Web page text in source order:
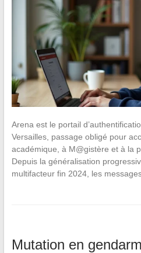
Arena est le portail
Versailles, passage obligé pour
académique, à M@gistère et à la
Depuis la généralisation
multifacteur fin 2024, les
Mutation en